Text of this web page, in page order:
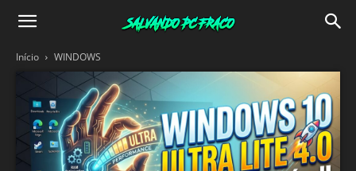
Salvando
Início WINDOWS